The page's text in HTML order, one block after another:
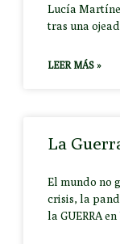
Lucía
tras una
LEER MÁS »
La
El mundo no
crisis, la
la GUERRA